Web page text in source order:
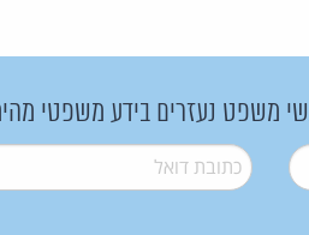
משפט נעזרים בידע משפטי
דואל*